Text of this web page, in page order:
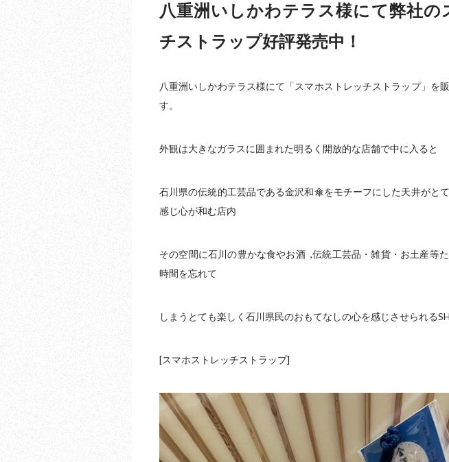
八重洲いしかわテラス様にて弊社の
チストラップ好評発売中！
八重洲いしかわテラス様にて「スマホストレッチストラップ」を
す。
外観は大きなガラスに囲まれた明るく開放的な店舗で中に入ると
石川県の伝統的工芸品である金沢和傘をモチーフにした天井がと
感じ心が和む店内
その空間に石川の豊かな食やお酒 ,伝統工芸品・雑貨・お土産等
時間を忘れて
しまうとても楽しく石川県民のおもてなしの心を感じさせられる
[スマホストレッチストラップ]